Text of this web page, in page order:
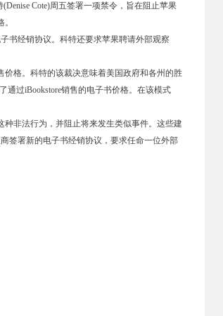
Cote)周五签署一项禁令，旨在阻止苹果
经销协议。科特还要求苹果聘请外部观察
格。科特的该裁决意味着美国政府和各州的胜
通过iBookstore销售的电子书价格。在该模式
非法行为，并阻止将来发生类似事件。这些建
签署新的电子书经销协议，要求任命一位外部